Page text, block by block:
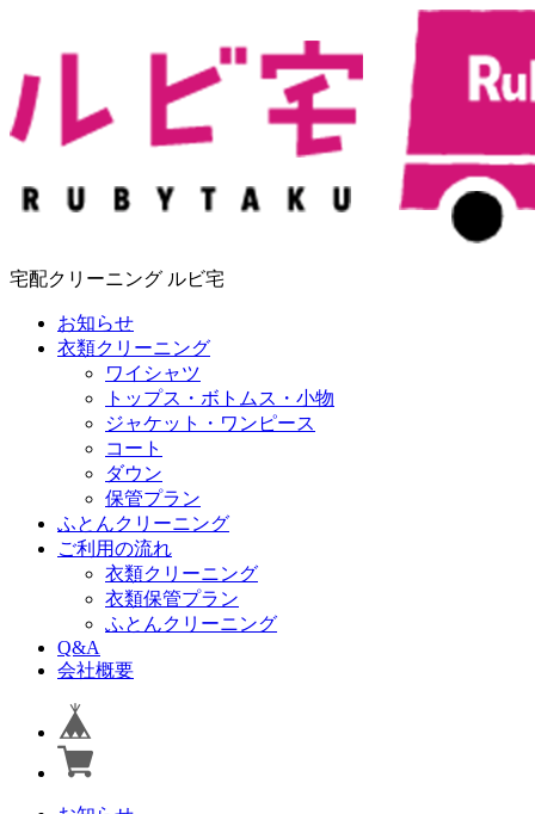
宅配クリーニング ルビ宅
お知らせ
衣類クリーニング
ワイシャツ
トップス・ボトムス・小物
ジャケット・ワンピース
コート
ダウン
保管プラン
ふとんクリーニング
ご利用の流れ
衣類クリーニング
衣類保管プラン
ふとんクリーニング
Q&A
会社概要